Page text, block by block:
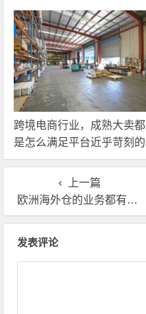
储费应该怎么算吗？
跨境电商行业，成熟大卖都
是怎么满足平台近乎苛刻的
物流时效要求的？
上一篇
欧洲海外仓的业务都有哪些？能帮到跨境卖家什么忙？
发表评论